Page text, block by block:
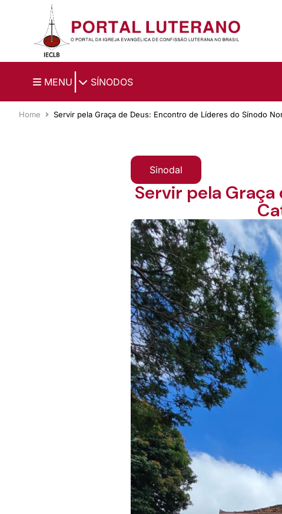
Ir para o conteúdo principal
MENU SÍNODOS
Home Servir pela Graça de Deus: Encontro de Líderes do Sínodo
Sinodal
Servir pela